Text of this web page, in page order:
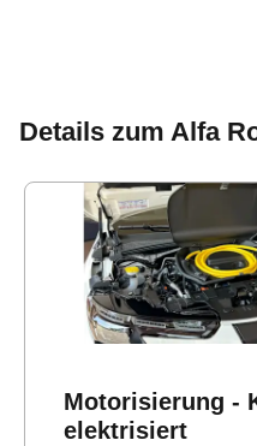
Details zum Alfa
Motorisierung -
elektrisiert